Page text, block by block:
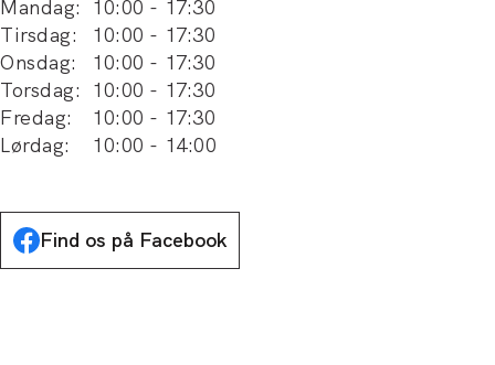
Mandag: 10:00 - 17:30
Tirsdag: 10:00 - 17:30
Onsdag: 10:00 - 17:30
Torsdag: 10:00 - 17:30
Fredag: 10:00 - 17:30
Lørdag: 10:00 - 14:00
Find os på Facebook